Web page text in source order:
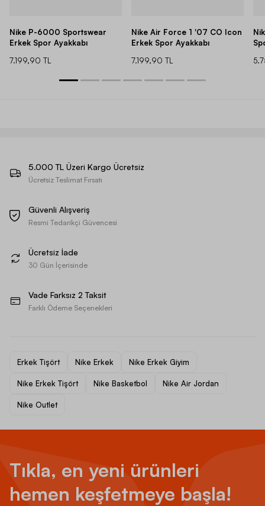
Nike P-6000 Sportswear
Erkek Spor Ayakkabı
7.199,90 TL
Nike Air Force 1 '07 CO Icon
Erkek Spor Ayakkabı
7.199,90 TL
5.000 TL Üzeri Kargo Ücretsiz
Ücretsiz Teslimat Fırsatı
Güvenli Alışveriş
Resmi Tedarikçi Güvencesi
Ücretsiz İade
30 Gün İçerisinde
Vade Farksız 2 Taksit
Farklı Ödeme Seçenekleri
Erkek Tişört Nike Erkek Nike Erkek Giyim
Nike Erkek Tişört Nike Basketbol Nike Air Jordan
Nike Outlet
Tıkla, en yeni ürünleri
hemen keşfetmeye başla!